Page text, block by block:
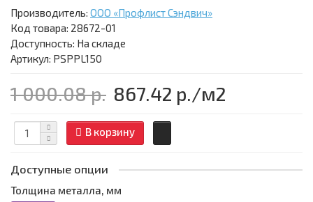
Производитель: ООО «Профлист Сэндвич»
Код товара: 28672-01
Доступность: На складе
Артикул: PSPPL150
1 000.08 р. 867.42 р./м2
В корзину
Доступные опции
Толщина металла, мм